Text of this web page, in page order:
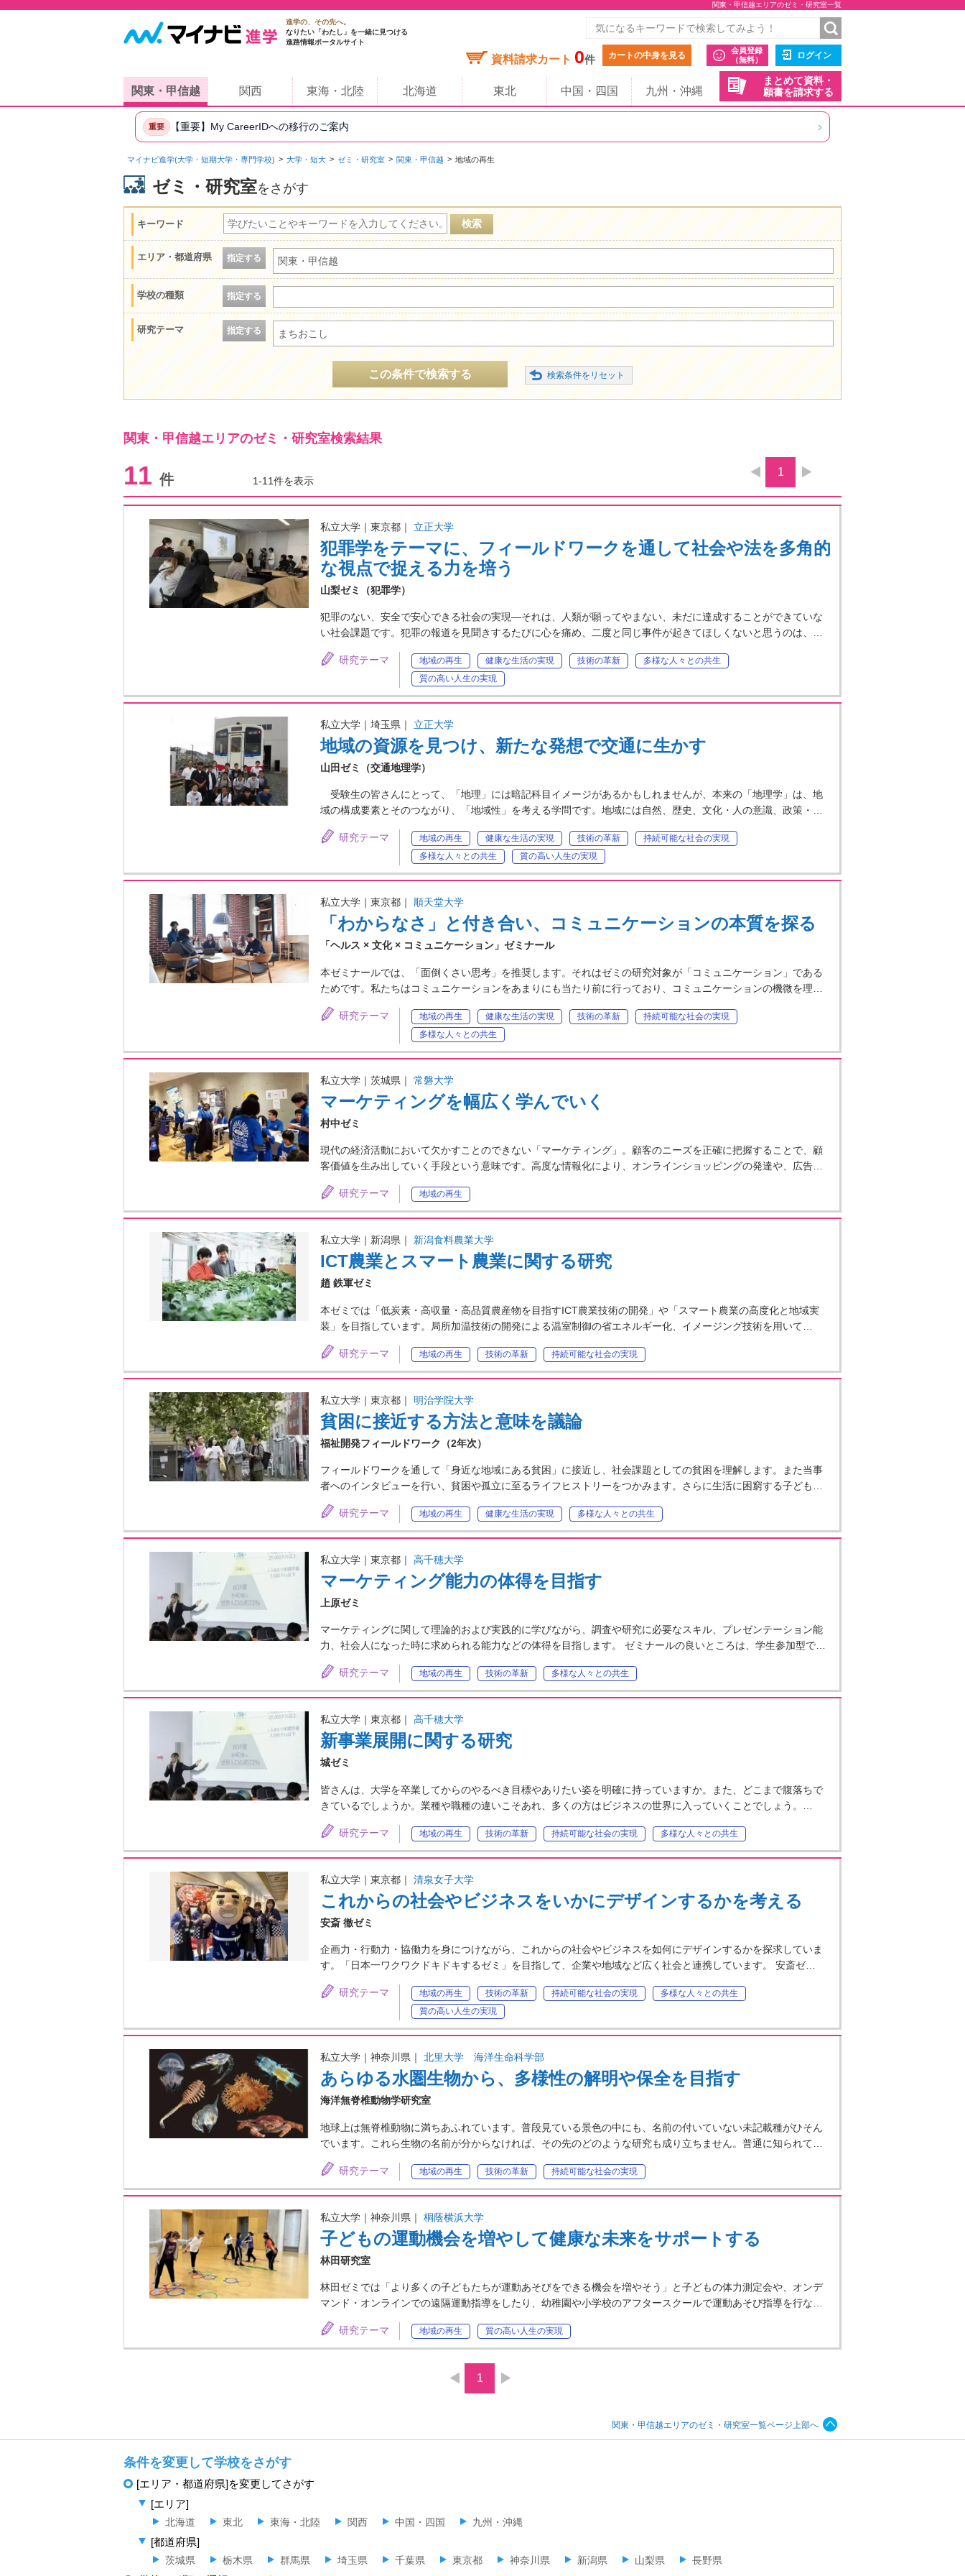
関東・甲信越エリアのゼミ・研究室一覧
進学の、その先へ。
なりたい「わたし」を一緒に見つける
進路情報ポータルサイト
資料請求カート 0件 カートの中身を見る
会員登録
（無料）
ログイン
まとめて資料・
願書を請求する
関東・甲信越 関西 東海・北陸 北海道 東北 中国・四国 九州・沖縄
重要 【重要】My CareerIDへの移行のご案内 ›
マイナビ進学(大学・短期大学・専門学校) 大学・短大 ゼミ・研究室 関東・甲信越 地域の再生
ゼミ・研究室をさがす
キーワード
エリア・都道府県 指定する 関東・甲信越
学校の種類 指定する
研究テーマ 指定する まちおこし
この条件で検索する
関東・甲信越エリアのゼミ・研究室検索結果
11 件 1-11件を表示
1
私立大学｜東京都｜ 立正大学
犯罪学をテーマに、フィールドワークを通して社会や法を多角的
な視点で捉える力を培う
山梨ゼミ（犯罪学）
犯罪のない、安全で安心できる社会の実現―それは、人類が願ってやまない、未だに達成することができていな
い社会課題です。犯罪の報道を見聞きするたびに心を痛め、二度と同じ事件が起きてほしくないと思うのは、…
研究テーマ 地域の再生 健康な生活の実現 技術の革新
多様な人々との共生
質の高い人生の実現
私立大学｜埼玉県｜ 立正大学
地域の資源を見つけ、新たな発想で交通に生かす
山田ゼミ（交通地理学）
受験生の皆さんにとって、「地理」には暗記科目イメージがあるかもしれませんが、本来の「地理学」は、地
域の構成要素とそのつながり、「地域性」を考える学問です。地域には自然、歴史、文化・人の意識、政策・…
研究テーマ 地域の再生 健康な生活の実現 技術の革新
持続可能な社会の実現
多様な人々との共生
質の高い人生の実現
私立大学｜東京都｜ 順天堂大学
「わからなさ」と付き合い、コミュニケーションの本質を探る
「ヘルス × 文化 × コミュニケーション」ゼミナール
本ゼミナールでは、「面倒くさい思考」を推奨します。それはゼミの研究対象が「コミュニケーション」である
ためです。私たちはコミュニケーションをあまりにも当たり前に行っており、コミュニケーションの機微を理…
研究テーマ 地域の再生 健康な生活の実現 技術の革新
持続可能な社会の実現
多様な人々との共生
私立大学｜茨城県｜常磐大学
マーケティングを幅広く学んでいく
村中ゼミ
現代の経済活動において欠かすことのできない「マーケティング」。顧客のニーズを正確に把握することで、顧
客価値を生み出していく手段という意味です。高度な情報化により、オンラインショッピングの発達や、広告…
研究テーマ 地域の再生
私立大学｜新潟県｜ 新潟食料農業大学
ICT農業とスマート農業に関する研究
趙 鉄軍ゼミ
本ゼミでは「低炭素・高収量・高品質農産物を目指すICT農業技術の開発」や「スマート農業の高度化と地域実
装」を目指しています。局所加温技術の開発による温室制御の省エネルギー化、イメージング技術を用いて…
研究テーマ 地域の再生 技術の革新 持続可能な社会の実現
私立大学｜東京都｜ 明治学院大学
貧困に接近する方法と意味を議論
福祉開発フィールドワーク（2年次）
フィールドワークを通して「身近な地域にある貧困」に接近し、社会課題としての貧困を理解します。また当事
者へのインタビューを行い、貧困や孤立に至るライフヒストリーをつかみます。さらに生活に困窮する子ども…
研究テーマ 地域の再生 健康な生活の実現 多様な人々との共生
私立大学｜東京都｜高千穂大学
マーケティング能力の体得を目指す
上原ゼミ
マーケティングに関して理論的および実践的に学びながら、調査や研究に必要なスキル、プレゼンテーション能
力、社会人になった時に求められる能力などの体得を目指します。 ゼミナールの良いところは、学生参加型で…
研究テーマ 地域の再生 技術の革新 多様な人々との共生
私立大学｜東京都｜高千穂大学
新事業展開に関する研究
城ゼミ
皆さんは、大学を卒業してからのやるべき目標やありたい姿を明確に持っていますか。また、どこまで腹落ちで
きているでしょうか。業種や職種の違いこそあれ、多くの方はビジネスの世界に入っていくことでしょう。…
研究テーマ 地域の再生 技術の革新 持続可能な社会の実現 多様な人々との共生
私立大学｜東京都｜清泉女子大学
これからの社会やビジネスをいかにデザインするかを考える
安斎 徹ゼミ
企画力・行動力・協働力を身につけながら、これからの社会やビジネスを如何にデザインするかを探求していま
す。「日本一ワクワクドキドキするゼミ」を目指して、企業や地域など広く社会と連携しています。 安斎ゼ…
研究テーマ 地域の再生 技術の革新 持続可能な社会の実現
多様な人々との共生
質の高い人生の実現
私立大学｜神奈川県｜北里大学 海洋生命科学部
あらゆる水圏生物から、多様性の解明や保全を目指す
海洋無脊椎動物学研究室
地球上は無脊椎動物に満ちあふれています。普段見ている景色の中にも、名前の付いていない未記載種がひそん
でいます。これら生物の名前が分からなければ、その先のどのような研究も成り立ちません。普通に知られて…
研究テーマ 地域の再生 技術の革新 持続可能な社会の実現
私立大学｜神奈川県｜桐蔭横浜大学
子どもの運動機会を増やして健康な未来をサポートする
林田研究室
林田ゼミでは「より多くの子どもたちが運動あそびをできる機会を増やそう」と子どもの体力測定会や、オンデ
マンド・オンラインでの遠隔運動指導をしたり、幼稚園や小学校のアフタースクールで運動あそび指導を行な…
研究テーマ 地域の再生 質の高い人生の実現
1
関東・甲信越エリアのゼミ・研究室一覧ページ上部へ
条件を変更して学校をさがす
[エリア・都道府県]を変更してさがす
[エリア]
北海道 東北 東海・北陸 関西 中国・四国 九州・沖縄
[都道府県]
茨城県 栃木県 群馬県 埼玉県 千葉県 東京都 神奈川県 新潟県 山梨県 長野県